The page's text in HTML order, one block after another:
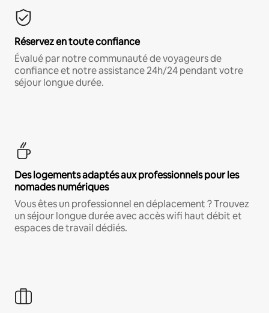
Réservez en toute confiance
Évalué par notre communauté de voyageurs de
confiance et notre assistance 24h/24 pendant votre
séjour longue durée.
Des logements adaptés aux professionnels pour les
nomades numériques
Vous êtes un professionnel en déplacement ? Trouvez
un séjour longue durée avec accès wifi haut débit et
espaces de travail dédiés.